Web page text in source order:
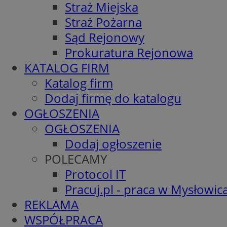
Straż Miejska
Straż Pożarna
Sąd Rejonowy
Prokuratura Rejonowa
KATALOG FIRM
Katalog firm
Dodaj firmę do katalogu
OGŁOSZENIA
OGŁOSZENIA
Dodaj ogłoszenie
POLECAMY
Protocol IT
Pracuj.pl - praca w
REKLAMA
WSPÓŁPRACA